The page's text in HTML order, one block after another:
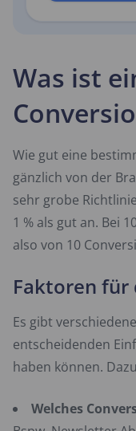
Was ist
Wie gut eine
gänzlich von der
sehr grobe
1 % als gut an. Bei
also von 10
Faktoren für
Es gibt
entscheidenden
haben können.
Welches